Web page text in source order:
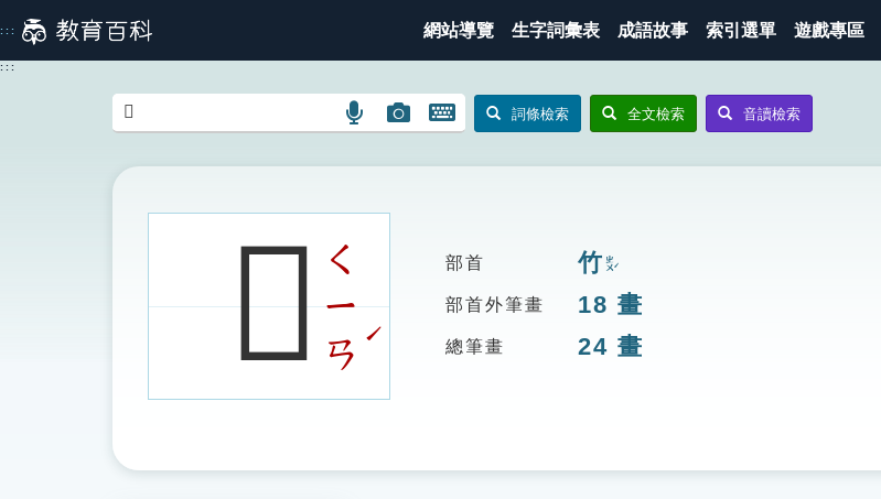
到
主
::: 網站導覽 生字詞彙表 成語故事 索引選單 遊戲專區
:::
語
搜
圖
圖
搜
開
鍵
詞條檢索 全文檢索 音讀檢索
𥷰ㄑ
ㄧ
ㄢ
ˊ
部首 竹ㄓㄨˊ
部首外筆畫 18 畫
總筆畫 24 畫